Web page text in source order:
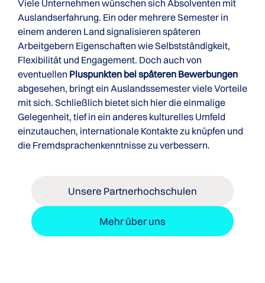
Viele Unternehmen wünschen sich Absolventen mit
Auslandserfahrung. Ein oder mehrere Semester in
einem anderen Land signalisieren späteren
Arbeitgebern Eigenschaften wie Selbstständigkeit,
Flexibilität und Engagement. Doch auch von
eventuellen Pluspunkten bei späteren Bewerbungen
abgesehen, bringt ein Auslandssemester viele Vorteile
mit sich. Schließlich bietet sich hier die einmalige
Gelegenheit, tief in ein anderes kulturelles Umfeld
einzutauchen, internationale Kontakte zu knüpfen und
die Fremdsprachenkenntnisse zu verbessern.
Unsere Partnerhochschulen
Mehr über uns